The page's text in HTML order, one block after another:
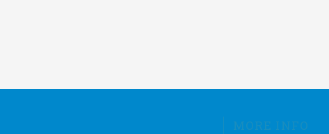
MORE INFO